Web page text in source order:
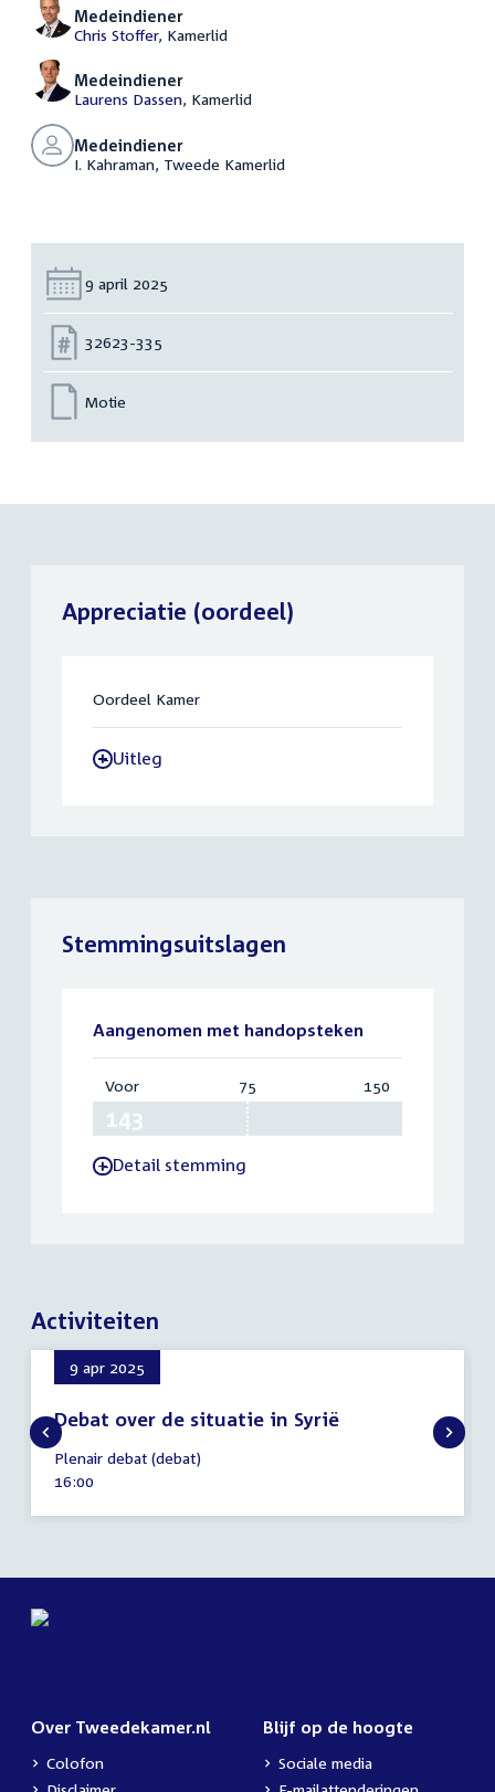
Medeindiener
Chris Stoffer, Kamerlid
Medeindiener
Laurens Dassen, Kamerlid
Medeindiener
I. Kahraman, Tweede Kamerlid
Datum:
9 april 2025
Nummer:
32623-335
Motie
Appreciatie (oordeel)
Oordeel Kamer
-Uitleg
Stemmingsuitslagen
Aangenomen met handopsteken
Voor:
75 150
-Detail stemming
Activiteiten
9 apr 2025
Debat over de situatie in Syrië
9
april
2025
Plenair debat (debat)
Tijd
16:00
Over Tweedekamer.nl
Colofon
Blijf op de hoogte
Sociale media